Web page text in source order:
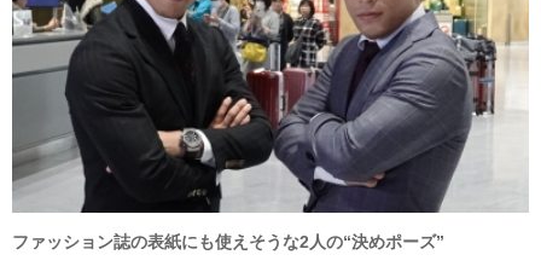
ファッション誌の表紙にも使えそうな2人の“決めポーズ”